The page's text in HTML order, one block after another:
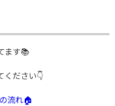
ます📚
ください👇
流れ🏠